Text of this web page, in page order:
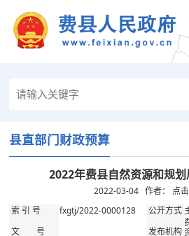
县直部门财政预算
2022年费县自然资源和规
2022-03-04 作者： 点击
索 引 号 fxgtj/2022-0000128 公开方式
文 号 发布机构